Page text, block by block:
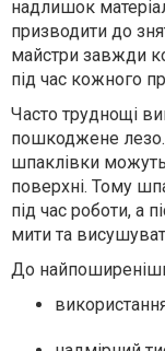
надлишок
призводити до
майстри завжди
під час кожного
Часто труднощі
пошкоджене лезо.
шпаклівки
поверхні. Тому
під час роботи, а
мити та
До